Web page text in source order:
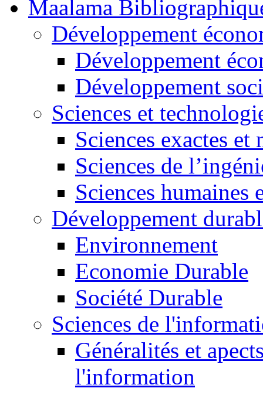
Maalama
Développement
Développement
Développement
Sciences et
Sciences exactes et
Sciences de
Sciences humaines
Développement
Environnement
Economie Durable
Société Durable
Sciences de
Généralités et
l'information